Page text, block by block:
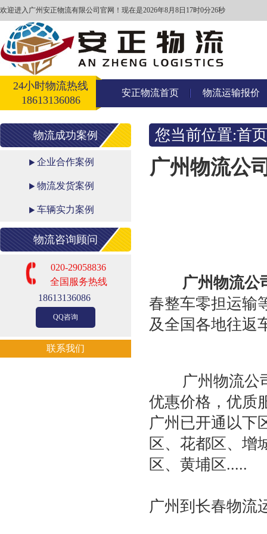
欢迎进入广州安正物流有限公司官网！ 现在是2026年8月8日17时0分26秒
24小时物流热线
18613136086
安正物流首页 物流运输报价
物流成功案例
企业合作案例
物流发货案例
车辆实力案例
物流咨询顾问
020-29058836
全国服务热线
18613136086
QQ咨询
联系我们
您当前位置:首页
广州物流公
广州物流公
春整车零担运输
及全国各地往返
广州物流公司
优惠价格，优质
广州已开通以下
区、花都区、增
区、黄埔区.....
广州到长春物流